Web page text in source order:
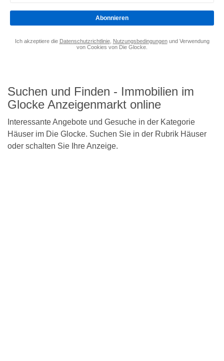
Abonnieren
Ich akzeptiere die Datenschutzrichtlinie, Nutzungsbedingungenund Verwendung
von Cookies von Die Glocke.
Suchen und Finden - Immobilien im
Glocke Anzeigenmarkt online
Interessante Angebote und Gesuche in der Kategorie
Häuser im Die Glocke. Suchen Sie in der Rubrik Häuser
oder schalten Sie Ihre Anzeige.